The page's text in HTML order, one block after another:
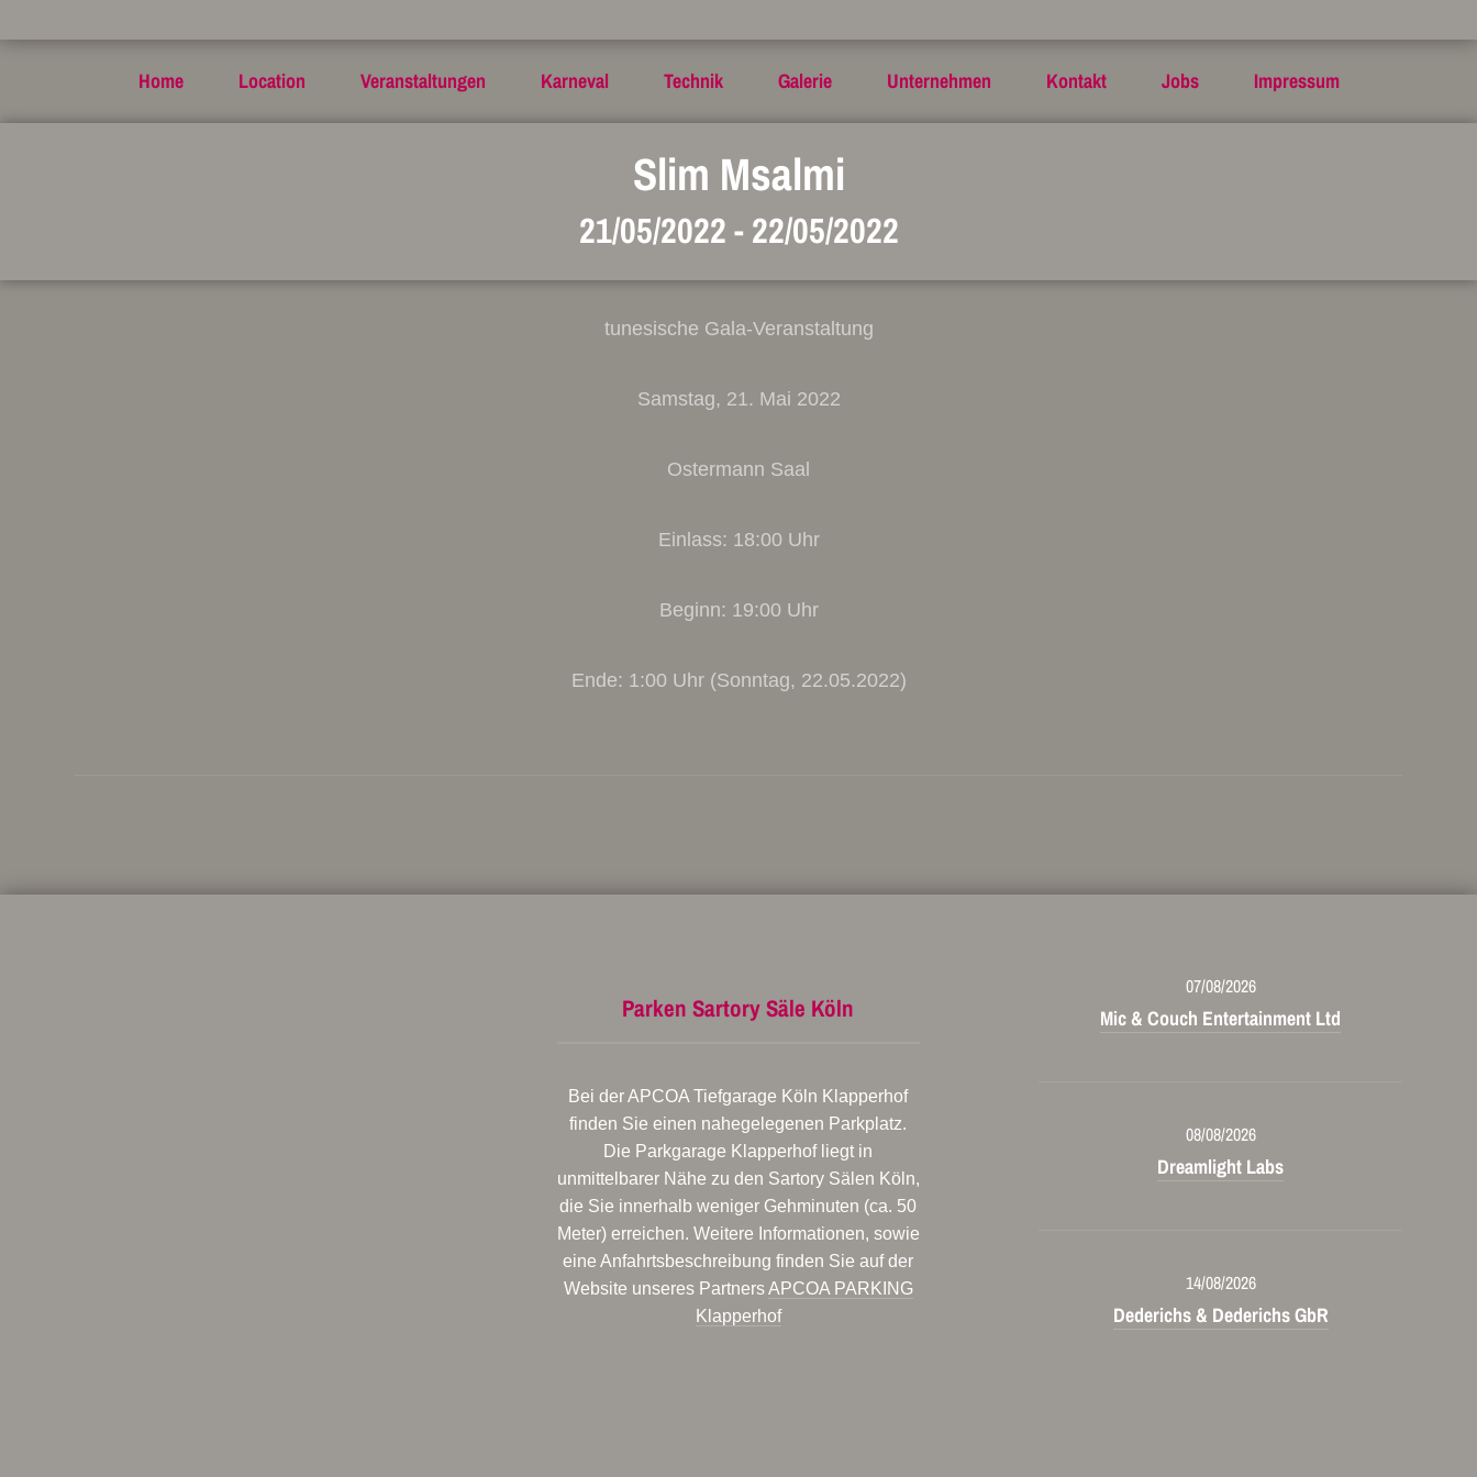
Home Location Veranstaltungen Karneval Technik Galerie Unternehmen Kontakt Jobs Impressum
Slim Msalmi
21/05/2022- 22/05/2022
tunesische Gala-Veranstaltung
Samstag, 21. Mai 2022
Ostermann Saal
Einlass: 18:00 Uhr
Beginn: 19:00 Uhr
Ende: 1:00 Uhr (Sonntag, 22.05.2022)
Parken Sartory Säle Köln
Bei der APCOA Tiefgarage Köln Klapperhof
finden Sie einen nahegelegenen Parkplatz.
Die Parkgarage Klapperhof liegt in
unmittelbarer Nähe zu den Sartory Sälen Köln,
die Sie innerhalb weniger Gehminuten (ca. 50
Meter) erreichen. Weitere Informationen, sowie
eine Anfahrtsbeschreibung finden Sie auf der
Website unseres PartnersAPCOA PARKING
Klapperhof
07/08/2026
Mic & Couch Entertainment Ltd
08/08/2026
Dreamlight Labs
14/08/2026
Dederichs & Dederichs GbR